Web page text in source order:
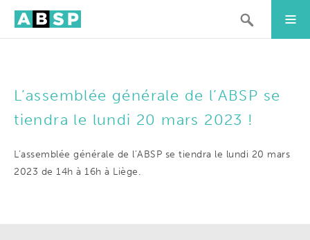
L’assemblée générale de l’ABSP se
tiendra le lundi 20 mars 2023 !
L’assemblée générale de l’ABSP se tiendra le lundi 20 mars
2023 de 14h à 16h à Liège.